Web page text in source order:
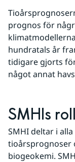
prognos för
hundratals år
tidigare gjorts
något annat
SMHIs roll
SMHI deltar i
tioårsprognoser
biogeokemi.